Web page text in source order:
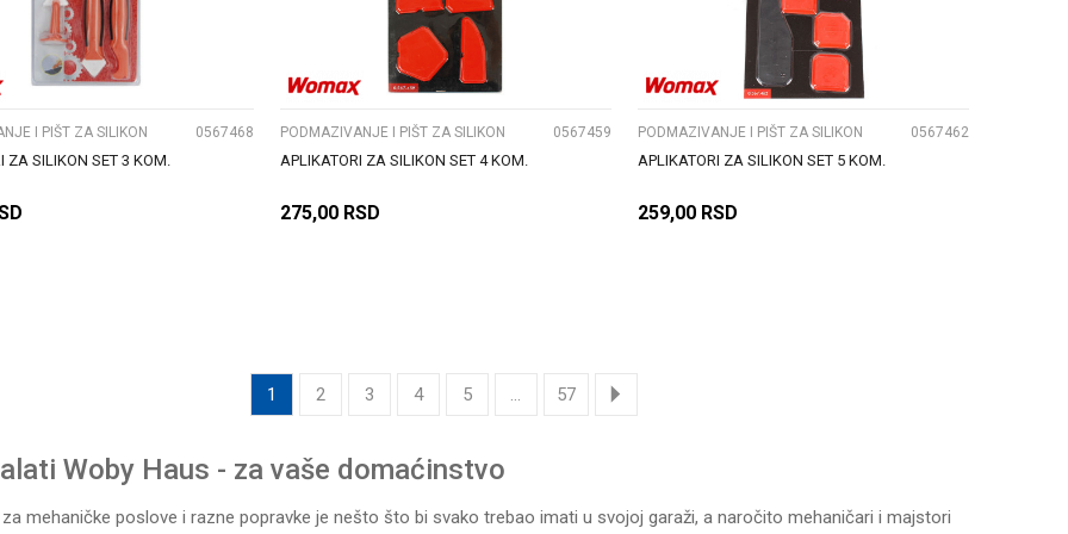
UPOREDI
I PIŠT ZA SILIKON 0567468
ZA SILIKON SET 3 KOM.
UPOREDI
PODMAZIVANJE I PIŠT ZA SILIKON 0567459
APLIKATORI ZA SILIKON SET 4 KOM.
275,00 RSD
UPOREDI
PODMAZIVANJE I PIŠT ZA SILIKON 0567462
APLIKATORI ZA SILIKON SET 5 KOM.
259,00 RSD
1 2 3 4 5 ... 57
Woby Haus - za vaše domaćinstvo
mehaničke poslove i razne popravke je nešto što bi svako trebao imati u svojoj garaži, a naročito mehaničari i majstori